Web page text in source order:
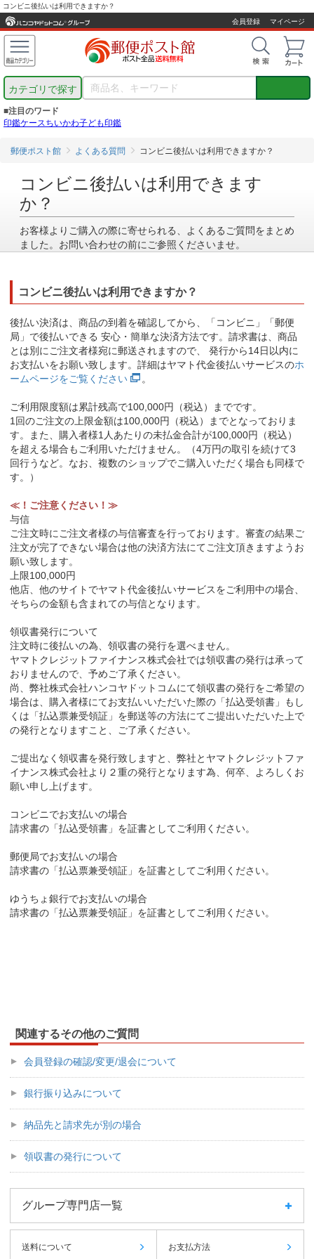
コンビニ後払いは利用できますか？
会員登録
マイページ
カテゴリで探す
■注目のワード
印鑑ケースちいかわ子ども印鑑
郵便ポスト館 よくある質問 コンビニ後払いは利用できますか？
コンビニ後払いは利用できます
か？
お客様よりご購入の際に寄せられる、よくあるご質問をまとめ
ました。お問い合わせの前にご参照くださいませ。
コンビニ後払いは利用できますか？
後払い決済は、商品の到着を確認してから、「コンビニ」「郵便
局」で後払いできる 安心・簡単な決済方法です。請求書は、商品
とは別にご注文者様宛に郵送されますので、 発行から14日以内に
お支払いをお願い致します。詳細はヤマト代金後払いサービスのホ
ームページをご覧ください
。
ご利用限度額は累計残高で100,000円（税込）までです。
1回のご注文の上限金額は100,000円（税込）までとなっておりま
す。また、購入者様1人あたりの未払金合計が100,000円（税込）
を超える場合もご利用いただけません。（4万円の取引を続けて3
回行うなど。なお、複数のショップでご購入いただく場合も同様で
す。）
≪！ご注意ください！≫
与信
ご注文時にご注文者様の与信審査を行っております。審査の結果ご
注文が完了できない場合は他の決済方法にてご注文頂きますようお
願い致します。
上限100,000円
他店、他のサイトでヤマト代金後払いサービスをご利用中の場合、
そちらの金額も含まれての与信となります。
領収書発行について
注文時に後払いの為、領収書の発行を選べません。
ヤマトクレジットファイナンス株式会社では領収書の発行は承って
おりませんので、予めご了承ください。
尚、弊社株式会社ハンコヤドットコムにて領収書の発行をご希望の
場合は、購入者様にてお支払いいただいた際の「払込受領書」もし
くは「払込票兼受領証」を郵送等の方法にてご提出いただいた上で
の発行となりますこと、ご了承ください。
ご提出なく領収書を発行致しますと、弊社とヤマトクレジットファ
イナンス株式会社より２重の発行となります為、何卒、よろしくお
願い申し上げます。
コンビニでお支払いの場合
請求書の「払込受領書」を証書としてご利用ください。
郵便局でお支払いの場合
請求書の「払込票兼受領証」を証書としてご利用ください。
ゆうちょ銀行でお支払いの場合
請求書の「払込票兼受領証」を証書としてご利用ください。
関連するその他のご質問
会員登録の確認/変更/退会について
銀行振り込みについて
納品先と請求先が別の場合
領収書の発行について
グループ専門店一覧
送料について お支払方法